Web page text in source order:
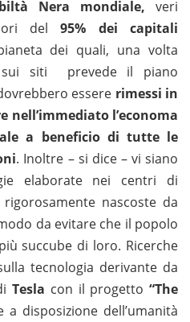
Nera mondiale, veri
del95% dei capitali
dei quali, una volta
sui siti prevede il piano
essere rimessi in
nell’immediato l’economa
a beneficio di tutte le
. Inoltre – si dice – vi siano
elaborate nei centri di
nascoste da
da evitare che il popolo
succube di loro. Ricerche
tecnologia derivante da
Tesla con il progetto “The
disposizione dell’umanità